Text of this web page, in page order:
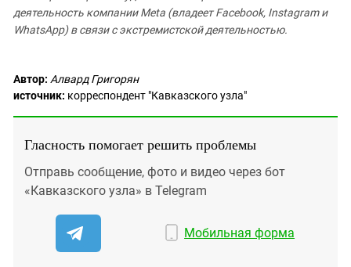
деятельность компании Meta (владеет Facebook, Instagram и
WhatsApp) в связи с экстремистской деятельностью.
Автор: Алвард Григорян
источник: корреспондент "Кавказского узла"
Гласность помогает решить проблемы
Отправь сообщение, фото и видео через бот
«Кавказского узла» в Telegram
Мобильная форма